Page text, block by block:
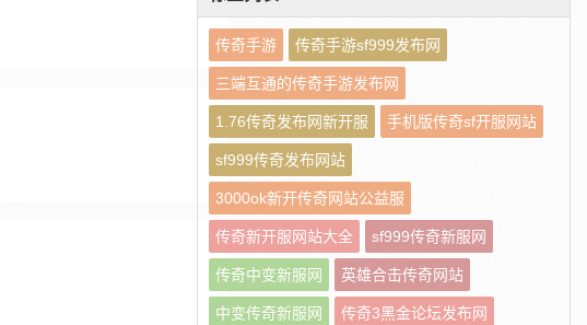
传奇手游 传奇手游sf999发布网
三端互通的传奇手游发布网
1.76传奇发布网新开服 手机版传奇sf开服网站
sf999传奇发布网站
3000ok新开传奇网站公益服
传奇新开服网站大全 sf999传奇新服网
传奇中变新服网 英雄合击传奇网站
中变传奇新服网 传奇3黑金论坛发布网